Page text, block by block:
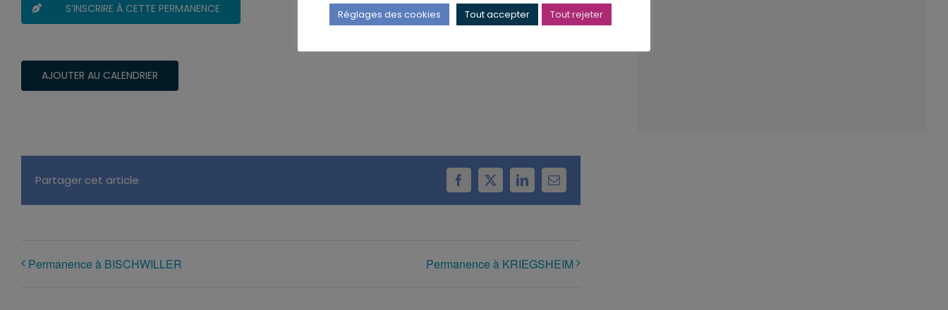
S’INSCRIRE À CETTE PERMANENCE
AJOUTER AU CALENDRIER
Partager cet article Facebook
X LinkedInEmail
Permanence à BISCHWILLER Permanence à KRIEGSHEIM
Réglages des cookies Tout accepter Tout rejeter